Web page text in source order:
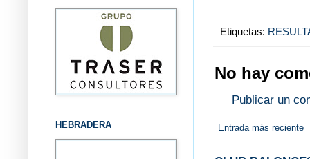
Etiquetas:
No hay
Publicar un
Entrada más reciente
HEBRADERA